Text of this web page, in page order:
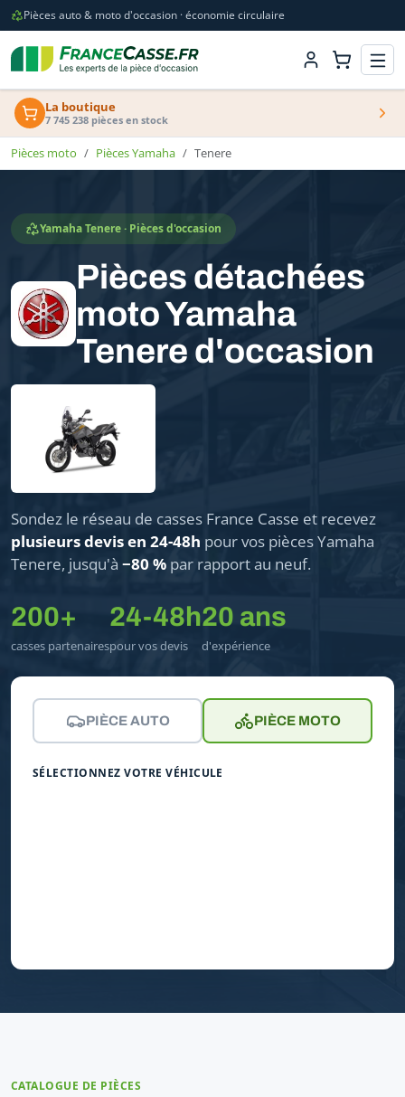
Pièces auto & moto d'occasion · économie circulaire
La boutique
7 745 238 pièces en stock
Pièces moto Pièces Yamaha Tenere
Yamaha Tenere · Pièces d'occasion
Pièces détachées
moto Yamaha
Tenere d'occasion
Sondez le réseau de casses France Casse et recevez
plusieurs devis en 24-48h pour vos pièces Yamaha
Tenere, jusqu'à −80 % par rapport au neuf.
200+
casses partenaires
24-48h
pour vos devis
20 ans
d'expérience
PIÈCE AUTO PIÈCE MOTO
SÉLECTIONNEZ VOTRE VÉHICULE
CATALOGUE DE PIÈCES